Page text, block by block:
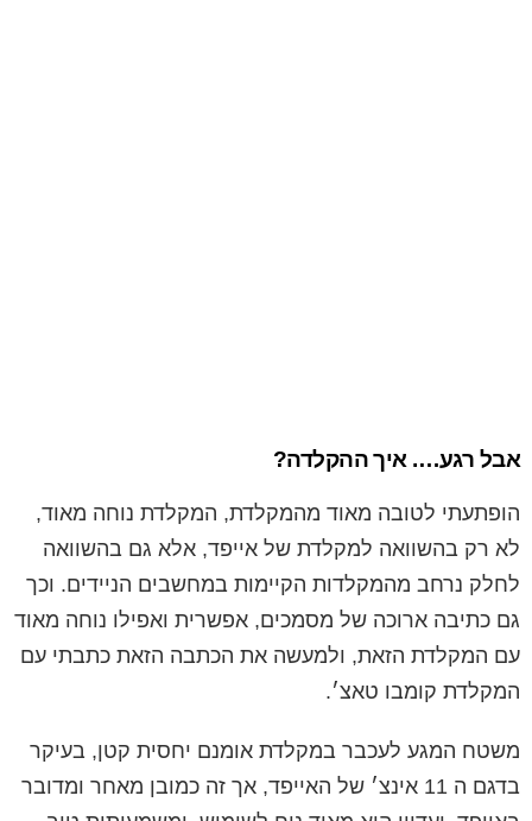
אבל רגע…. איך ההקלדה?
הופתעתי לטובה מאוד מהמקלדת, המקלדת נוחה מאוד,
לא רק בהשוואה למקלדת של אייפד, אלא גם בהשוואה
לחלק נרחב מהמקלדות הקיימות במחשבים הניידים. וכך
גם כתיבה ארוכה של מסמכים, אפשרית ואפילו נוחה מאוד
עם המקלדת הזאת, ולמעשה את הכתבה הזאת כתבתי עם
המקלדת קומבו טאצ׳.
משטח המגע לעכבר במקלדת אומנם יחסית קטן, בעיקר
בדגם ה 11 אינצ׳ של האייפד, אך זה כמובן מאחר ומדובר